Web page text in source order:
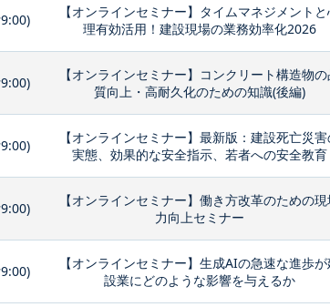
【オンラインセミナー】タイムマネジメント
理有効活用！建設現場の業務効率化2026
【オンラインセミナー】コンクリート構造物の
質向上・高耐久化のための知識(後編)
【オンラインセミナー】最新版：建設死亡災
実態、効果的な安全指示、若者への安全教育
【オンラインセミナー】働き方改革のための
力向上セミナー
【オンラインセミナー】生成AIの急速な進歩が
設業にどのような影響を与えるか